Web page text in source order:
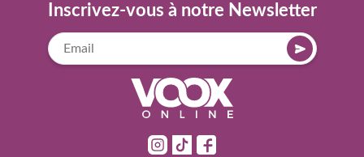
Inscrivez-vous à notre Newsletter